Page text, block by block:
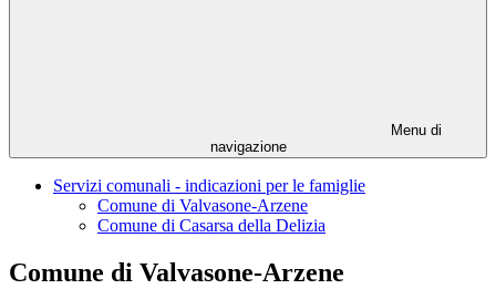
Menu di
navigazione
Servizi comunali - indicazioni per le famiglie
Comune di Valvasone-Arzene
Comune di Casarsa della Delizia
Comune di Valvasone-Arzene